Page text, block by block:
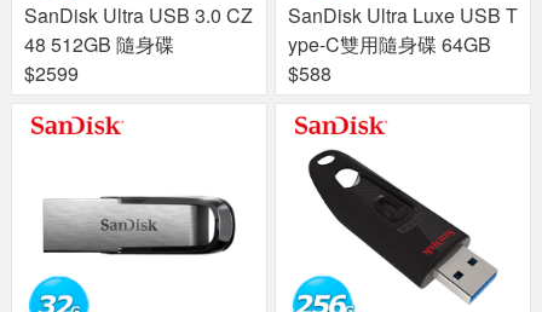
SanDisk Ultra USB 3.0 CZ
48 512GB 隨身碟
$2599
SanDisk Ultra Luxe USB T
ype-C雙用隨身碟 64GB
$588